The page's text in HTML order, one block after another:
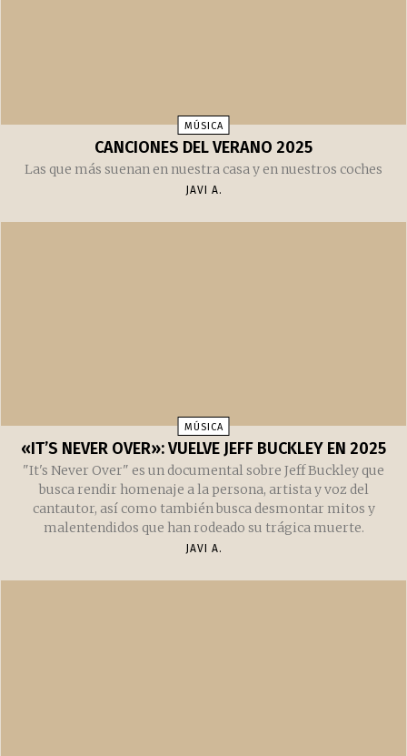
MÚSICA
CANCIONES DEL VERANO 2025
Las que más suenan en nuestra casa y en nuestros coches
JAVI A.
MÚSICA
«IT’S NEVER OVER»: VUELVE JEFF BUCKLEY EN 2025
"It's Never Over" es un documental sobre Jeff Buckley que
busca rendir homenaje a la persona, artista y voz del
cantautor, así como también busca desmontar mitos y
malentendidos que han rodeado su trágica muerte.
JAVI A.